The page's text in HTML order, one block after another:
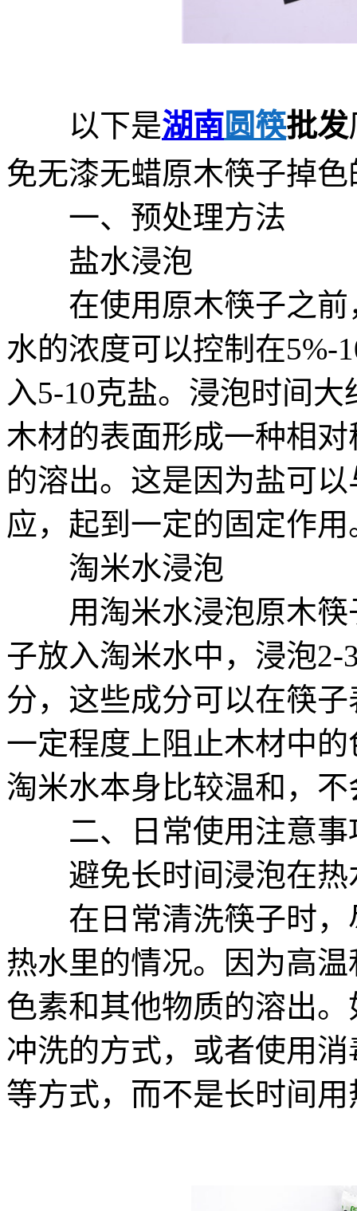
以下是湖南圆筷批发
免无漆无蜡原木筷子掉
一、预处理方法
盐水浸泡
在使用原木筷子之前
水的浓度可以控制在5%-
入5-10克盐。浸泡时间
木材的表面形成一种相
的溶出。这是因为盐可
应，起到一定的固定作用
淘米水浸泡
用淘米水浸泡原木筷
子放入淘米水中，浸泡
分，这些成分可以在筷
一定程度上阻止木材中
淘米水本身比较温和，
二、日常使用注意事
避免长时间浸泡在热
在日常清洗筷子时，
热水里的情况。因为高
色素和其他物质的溶出
冲洗的方式，或者使用
等方式，而不是长时间